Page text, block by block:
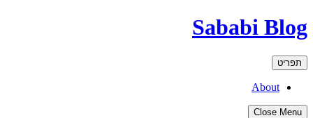
דילוג
לתוכן
Sababi Blog
תפריט
About
Close Menu